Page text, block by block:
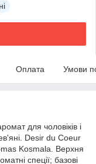
Оплата Умови
для чоловіків і
Desir du Coeur
Kosmala. Верхня
спеції; базові